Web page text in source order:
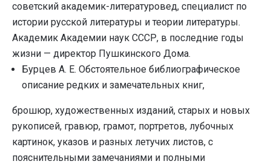
советский академик-литературовед, специалист по
истории русской литературы и теории литературы.
Академик Академии наук СССР, в последние годы
жизни — директор Пушкинского Дома.
Бурцев А. Е. Обстоятельное библиографическое
описание редких и замечательных книг,
брошюр, художественных изданий, старых и новых
рукописей, гравюр, грамот, портретов, лубочных
картинок, указов и разных летучих листов, с
пояснительными замечаниями и полными